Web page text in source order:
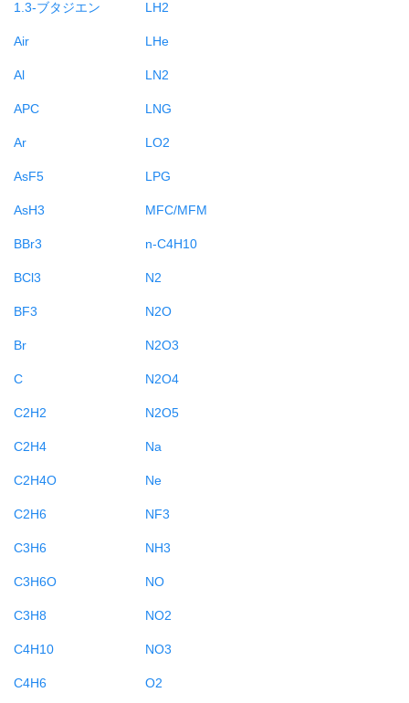
1.3-ブタジエン
Air
Al
APC
Ar
AsF5
AsH3
BBr3
BCl3
BF3
Br
C
C2H2
C2H4
C2H4O
C2H6
C3H6
C3H6O
C3H8
C4H10
C4H6
LH2
LHe
LN2
LNG
LO2
LPG
MFC/MFM
n-C4H10
N2
N2O
N2O3
N2O4
N2O5
Na
Ne
NF3
NH3
NO
NO2
NO3
O2